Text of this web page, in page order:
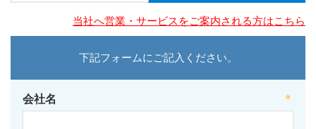
当社へ営業・サービスをご案内される方はこちら
下記フォームにご記入ください。
会社名